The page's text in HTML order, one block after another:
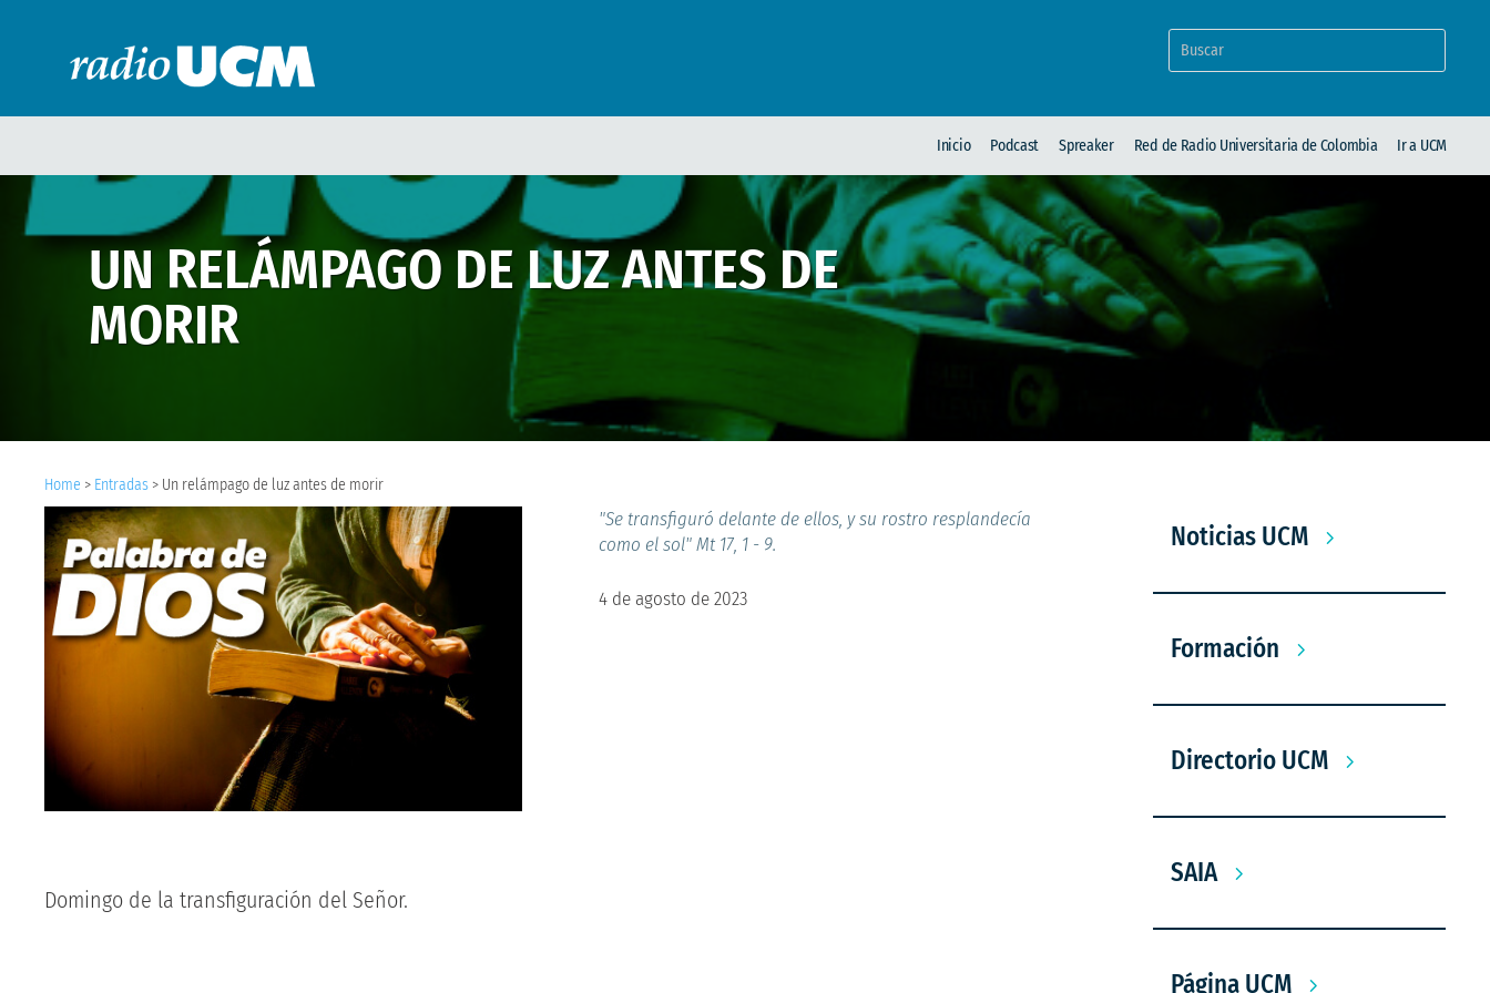
Inicio Podcast Spreaker Red de Radio Universitaria de Colombia Ir a UCM
UN RELÁMPAGO DE LUZ ANTES DE
MORIR
Home > Entradas > Un relámpago de luz antes de morir
"Se transfiguró delante de ellos, y su rostro resplandecía
como el sol" Mt 17, 1 - 9.
4 de agosto de 2023
Domingo de la transfiguración del Señor.
Noticias UCM
Formación
Directorio UCM
SAIA
Página UCM